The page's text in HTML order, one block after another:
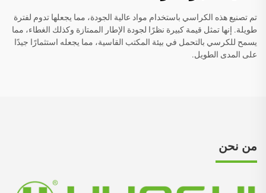
تم تصنيع هذه الكراسي باستخدام مواد عالية الجودة، مما يجعلها تدوم لفترة
طويلة. إنها تمثل قيمة كبيرة نظرًا لجودة الإطار الممتازة وكذلك الغطاء، مما
يسمح للكرسي بالتحمل في بيئة المكتب القاسية، مما يجعله استثمارًا جيدًا
على المدى الطويل.
من نحن